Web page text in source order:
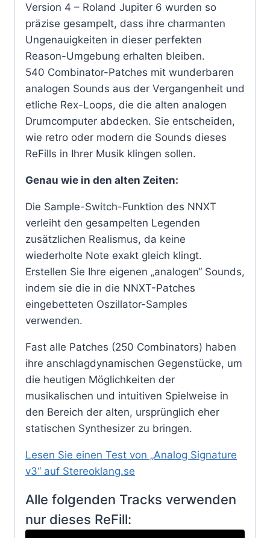
Version 4 – Roland Jupiter 6 wurden so
präzise gesampelt, dass ihre charmanten
Ungenauigkeiten in dieser perfekten
Reason-Umgebung erhalten bleiben.
540 Combinator-Patches mit wunderbaren
analogen Sounds aus der Vergangenheit und
etliche Rex-Loops, die die alten analogen
Drumcomputer abdecken. Sie entscheiden,
wie retro oder modern die Sounds dieses
ReFills in Ihrer Musik klingen sollen.
Genau wie in den alten Zeiten:
Die Sample-Switch-Funktion des NNXT
verleiht den gesampelten Legenden
zusätzlichen Realismus, da keine
wiederholte Note exakt gleich klingt.
Erstellen Sie Ihre eigenen „analogen“ Sounds,
indem sie die in die NNXT-Patches
eingebetteten Oszillator-Samples
verwenden.
Fast alle Patches (250 Combinators) haben
ihre anschlagdynamischen Gegenstücke, um
die heutigen Möglichkeiten der
musikalischen und intuitiven Spielweise in
den Bereich der alten, ursprünglich eher
statischen Synthesizer zu bringen.
Lesen Sie einen Test von „Analog Signature
v3“ auf Stereoklang.se
Alle folgenden Tracks verwenden
nur dieses ReFill: